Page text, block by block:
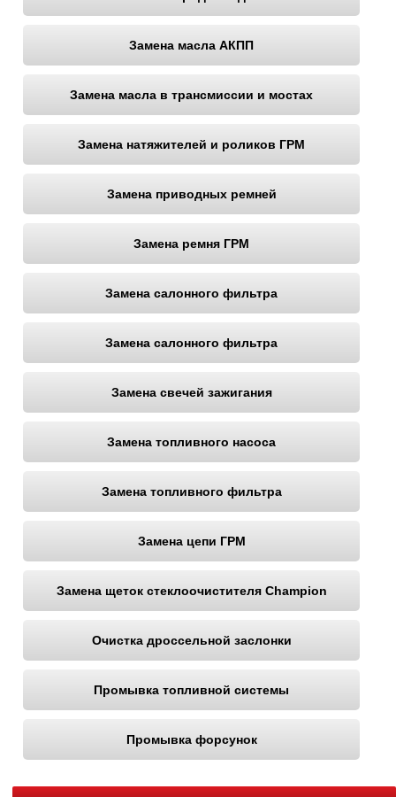
Ульяновск
Челябинск
Череповец
Ярославль
Замена масла АКПП
Замена масла в трансмиссии и мостах
Замена натяжителей и роликов ГРМ
Замена приводных ремней
Замена ремня ГРМ
Замена салонного фильтра
Замена салонного фильтра
Замена свечей зажигания
Замена топливного насоса
Замена топливного фильтра
Замена цепи ГРМ
Замена щеток стеклоочистителя Champion
Очистка дроссельной заслонки
Промывка топливной системы
Промывка форсунок